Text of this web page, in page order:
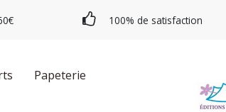
100% de satisfaction
Papeterie